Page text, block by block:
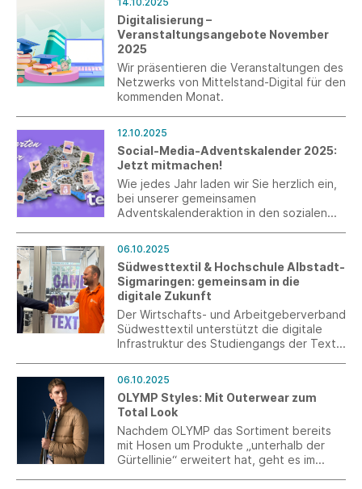
ihrer Handelspartner im In- und Ausland.
Ein besonders eindrucksvoller Auftritt
konnte nun mit dem Premiumpartner
Breuninger realisiert werden.
Digitalisierung –
Veranstaltungsangebote November
2025
Wir präsentieren die Veranstaltungen des
Netzwerks von Mittelstand-Digital für den
kommenden Monat.
12.10.2025
Social-Media-Adventskalender 2025:
Jetzt mitmachen!
Wie jedes Jahr laden wir Sie herzlich ein,
bei unserer gemeinsamen
Adventskalenderaktion in den sozialen
dem Motto „Postkarten aus der TEXHUB
WORLD“.
06.10.2025
Südwesttextil & Hochschule Albstadt-
Sigmaringen: gemeinsam in die
digitale Zukunft
Der Wirtschafts- und Arbeitgeberverband
Südwesttextil unterstützt die digitale
Infrastruktur des Studiengangs der Textil-
einem großzügigen Sponsoring.
06.10.2025
OLYMP Styles: Mit Outerwear zum
Total Look
Nachdem OLYMP das Sortiment bereits
mit Hosen um Produkte „unterhalb der
Gürtellinie“ erweitert hat, geht es im